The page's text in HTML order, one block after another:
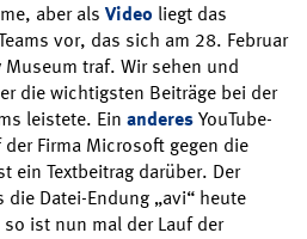
aber als Video liegt das
vor, das sich am 28. Februar
traf. Wir sehen und
die wichtigsten Beiträge bei der
leistete. Ein anderesYouTube-
Firma Microsoft gegen die
ein Textbeitrag darüber. Der
Datei-Endung „avi“ heute
ist nun mal der Lauf der